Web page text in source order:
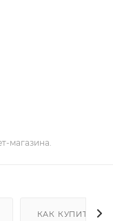
магазина.
КАК КУПИТЬ